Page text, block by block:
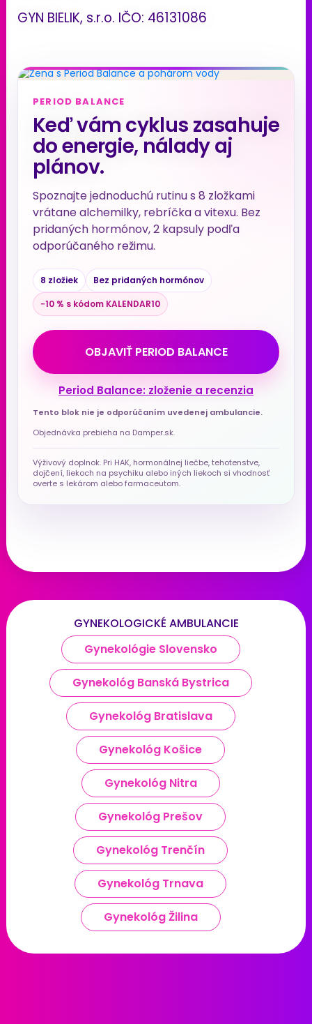
GYN BIELIK, s.r.o. IČO: 46131086
PERIOD BALANCE
Keď vám cyklus zasahuje
do energie, nálady aj
plánov.
Spoznajte jednoduchú rutinu s 8 zložkami
vrátane alchemilky, rebríčka a vitexu. Bez
pridaných hormónov, 2 kapsuly podľa
odporúčaného režimu.
8 zložiek
Bez pridaných hormónov
−10 % s kódom KALENDAR10
OBJAVIŤ PERIOD BALANCE
Period Balance: zloženie a recenzia
Tento blok nie je odporúčaním uvedenej ambulancie.
Objednávka prebieha na Damper.sk.
Výživový doplnok. Pri HAK, hormonálnej liečbe, tehotenstve,
dojčení, liekoch na psychiku alebo iných liekoch si vhodnosť
overte s lekárom alebo farmaceutom.
GYNEKOLOGICKÉ AMBULANCIE
Gynekológie Slovensko
Gynekológ Banská Bystrica
Gynekológ Bratislava
Gynekológ Košice
Gynekológ Nitra
Gynekológ Prešov
Gynekológ Trenčín
Gynekológ Trnava
Gynekológ Žilina